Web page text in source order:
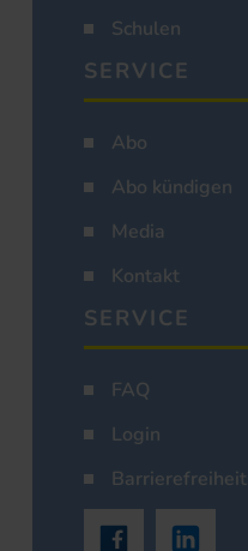
Schulen
SERVICE
Abo
Abo kündigen
Media
Kontakt
SERVICE
FAQ
Login